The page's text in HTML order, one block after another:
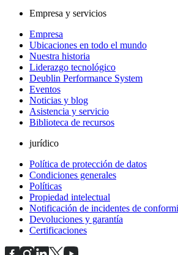
Empresa y servicios
Empresa
Ubicaciones en todo el mundo
Nuestra historia
Liderazgo tecnológico
Deublin Performance System
Eventos
Noticias y blog
Asistencia y servicio
Biblioteca de recursos
jurídico
Política de protección de datos
Condiciones generales
Políticas
Propiedad intelectual
Notificación de incidentes de
Devoluciones y garantía
Certificaciones